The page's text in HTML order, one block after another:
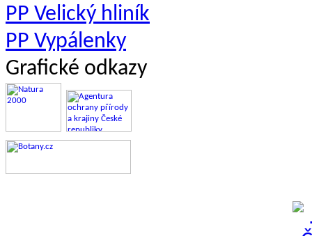
PP Velický hliník
PP Vypálenky
Grafické odkazy